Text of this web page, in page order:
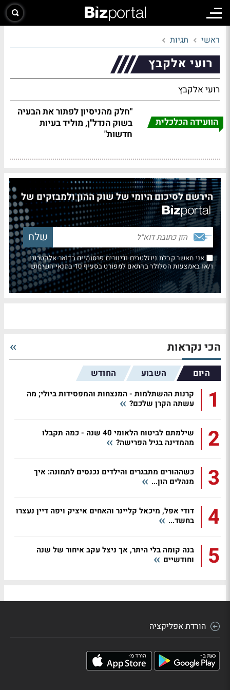
ראשי תגיות
רועי אלקבץ
רועי אלקבץ
הוועידה הכלכלית
"חלק מהניסיון לפתור את הבעיה
בשוק הנדל"ן, מוליד בעיות
חדשות"
הירשם לסיכום היומי של שוק ההון ולמבזקים של
אני מאשר קבלת ניוזלטרים ודיוורים פרסומיים בדואר אלקטרוני
ו/או באמצעות הסלולר בהתאם למפורט בסעיף 10 בתנאי השימוש
הכי נקראות
היום השבוע החודש
1
קרנות ההשתלמות - המנצחות והמפסידות ביולי; מה
עשתה הקרן שלכם?
2
שילמתם לביטוח הלאומי 40 שנה - כמה תקבלו
מהמדינה בגיל הפרישה?
3
כשההורים מתבגרים והילדים נכנסים לתמונה: איך
מנהלים הון...
4
דודי אפל, מיכאל קליינר והאחים איציק ויפה דיין נעצרו
בחשד...
5
בנה קומה בלי היתר, אך ניצל עקב איחור של שנה
וחודשיים
הורדת אפליקציה